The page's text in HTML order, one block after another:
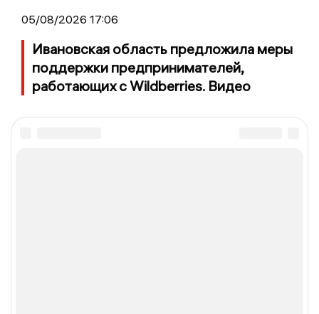
05/08/2026 17:06
Ивановская область предложила меры
поддержки предпринимателей,
работающих с Wildberries. Видео